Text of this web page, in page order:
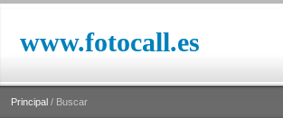
www.fotocall.es
Principal / Buscar